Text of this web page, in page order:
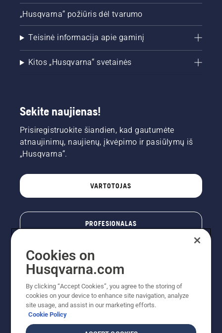
„Husqvarna“ požiūris dėl tvarumo
Teisinė informacija apie gaminį
Kitos „Husqvarna“ svetainės
Sekite naujienas!
Prisiregistruokite šiandien, kad gautumėte
atnaujinimų, naujienų, įkvėpimo ir pasiūlymų iš
„Husqvarna“.
VARTOTOJAS
PROFESIONALAS
© „Husqvarna AB“ (leid). Visos teisės priklauso autoriui.
Cookies on
Husqvarna.com
By clicking “Accept Cookies”, you agree to the storing of
cookies on your device to enhance site navigation, analyze
site usage, and assist in our marketing efforts.
Cookie Policy